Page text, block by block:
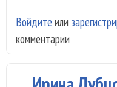
Войдите или
комментарии